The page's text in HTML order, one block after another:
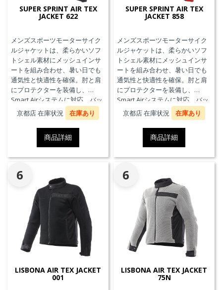
SUPER SPRINT AIR TEX
JACKET 622
メンズスポーツモーターサイク
ルジャケットは、柔らかいソフ
トシェル素材にメッシュインサ
ートを組み合わせ、暑い日でも
通気性と快適性を確保。肘と肩
にプロテクターを装備し、
Smart Airシステムに対応。バッ
クプロテクターおよびチェスト
プロテクターにも対応していま
京都店 在庫状況 在庫あり
商品詳細
SUPER SPRINT AIR TEX
JACKET 858
メンズスポーツモーターサイク
ルジャケットは、柔らかいソフ
トシェル素材にメッシュインサ
ートを組み合わせ、暑い日でも
通気性と快適性を確保。肘と肩
にプロテクターを装備し、
Smart Airシステムに対応。バッ
クプロテクターおよびチェスト
プロテクターにも対応していま
京都店 在庫状況 在庫あり
商品詳細
6
LISBONA AIR TEX JACKET
001
6
LISBONA AIR TEX JACKET
75N